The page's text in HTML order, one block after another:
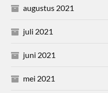
augustus 2021
juli 2021
juni 2021
mei 2021